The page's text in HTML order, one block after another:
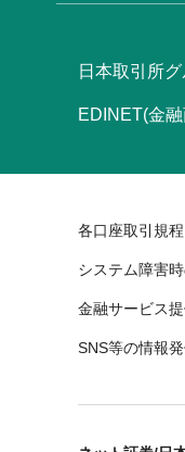
日本取引所
EDINET(金
各口座取引規程
システム障害
金融サービス
SNS等の情報